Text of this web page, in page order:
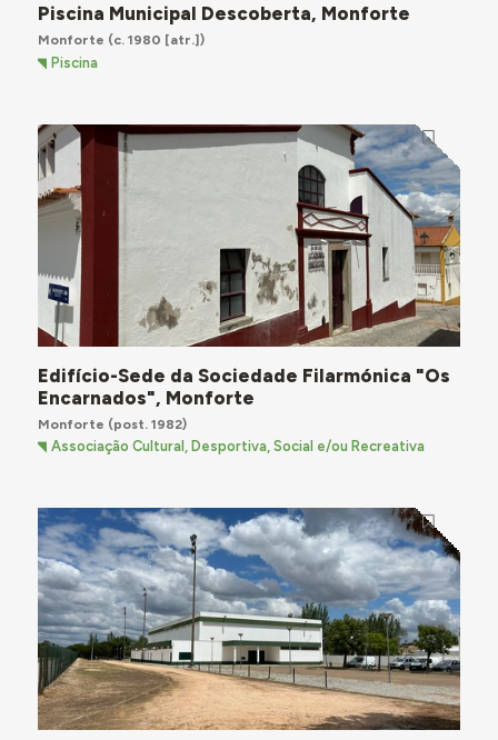
Piscina Municipal Descoberta, Monforte
Monforte (c. 1980 [atr.])
Piscina
Edifício-Sede da Sociedade Filarmónica "Os
Encarnados", Monforte
Monforte (post. 1982)
Associação Cultural, Desportiva, Social e/ou Recreativa